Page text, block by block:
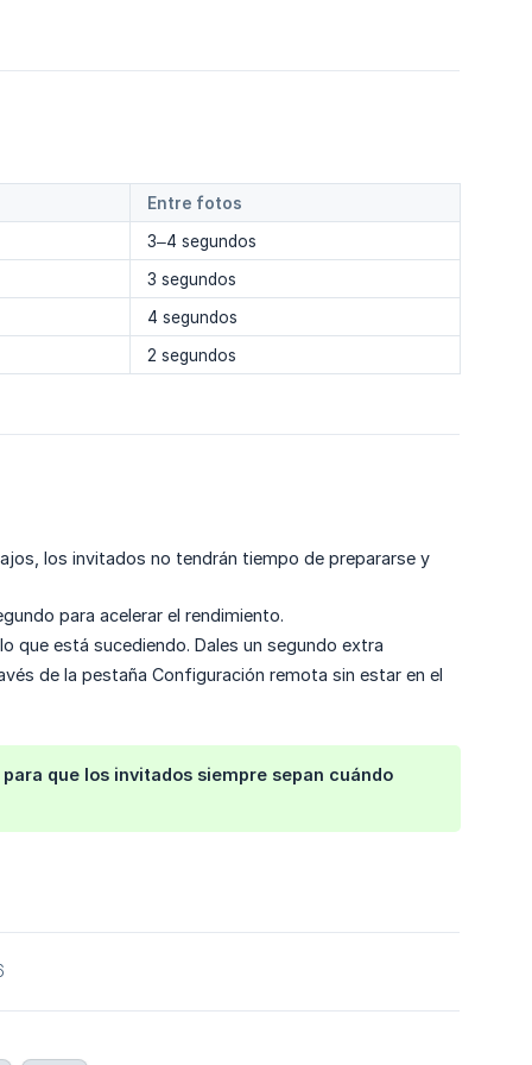
Entre fotos
3–4 segundos
3 segundos
4 segundos
2 segundos
los invitados no tendrán tiempo de prepararse y
para acelerar el rendimiento.
que está sucediendo. Dales un segundo extra
de la pestaña Configuración remota sin estar en el
que los invitados siempre sepan cuándo